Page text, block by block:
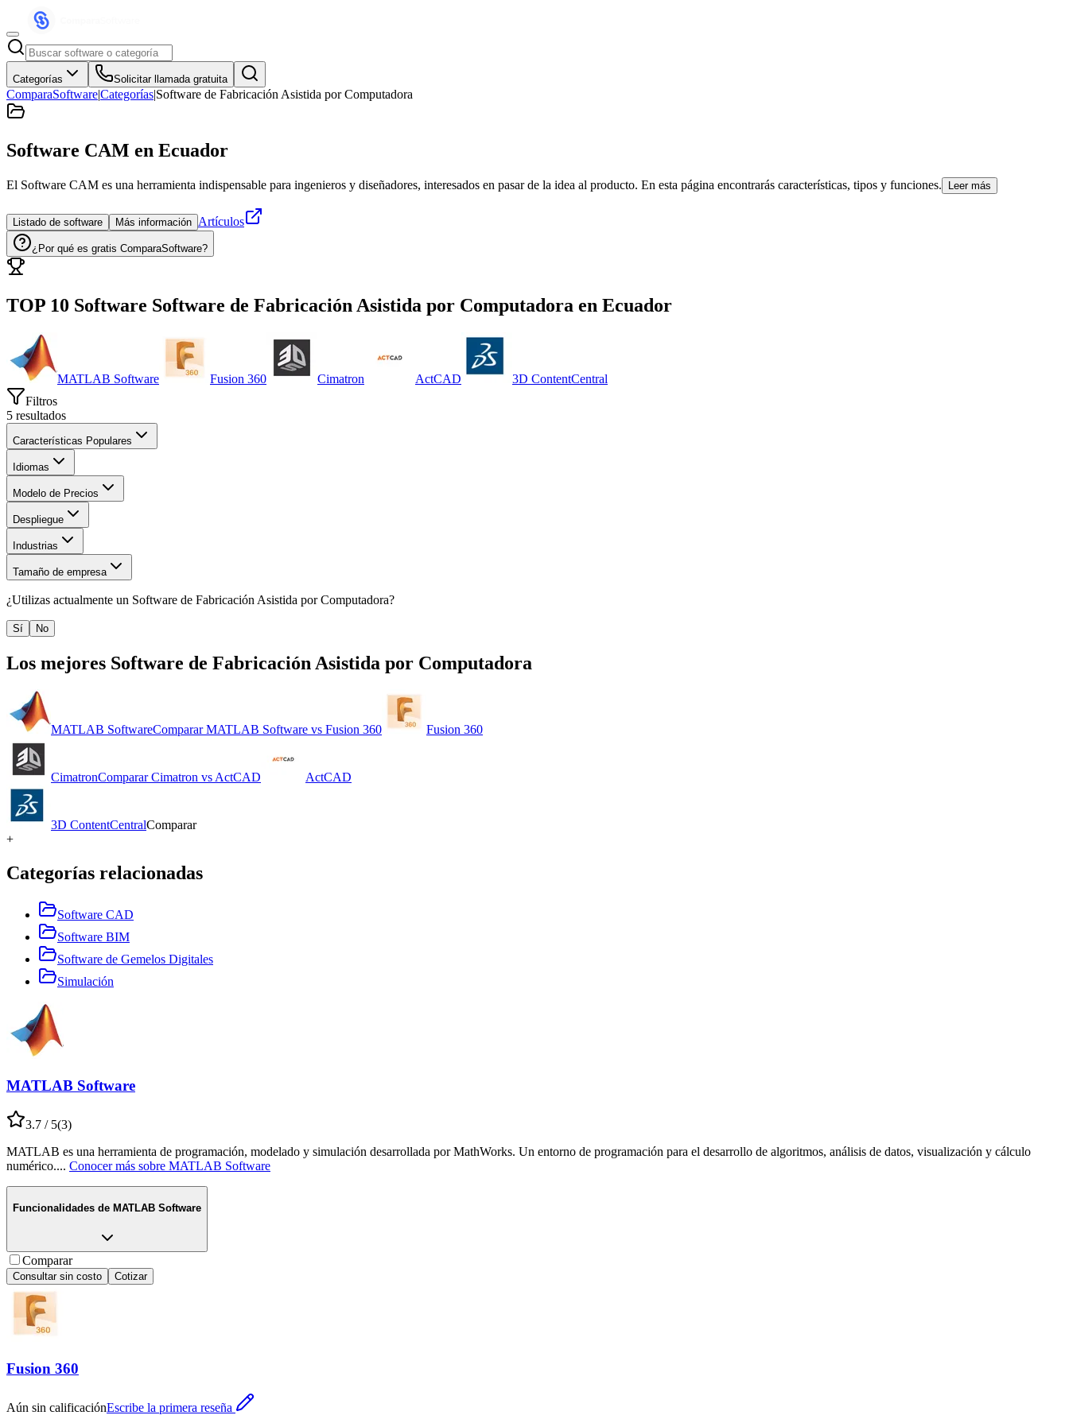
Categorías Solicitar llamada gratuita
ComparaSoftware|Categorías|Software de Fabricación Asistida por Computadora
Software CAM en Ecuador
El Software CAM es una herramienta indispensable para ingenieros y diseñadores, interesados en pasar de la idea al producto. En esta página encontrarás características, tipos y funciones. Leer más
Listado de software Más información Artículos
¿Por qué es gratis ComparaSoftware?
TOP 10 Software Software de Fabricación Asistida por Computadora en Ecuador
MATLAB Software Fusion 360 Cimatron ActCAD
3D ContentCentral
Filtros
5 resultados
Características Populares
Idiomas
Modelo de Precios
Despliegue
Industrias
Tamaño de empresa
¿Utilizas actualmente un Software de Fabricación Asistida por Computadora?
Sí No
Los mejores Software de Fabricación Asistida por Computadora
MATLAB SoftwareComparar MATLAB Software vs Fusion 360 Fusion 360
CimatronComparar Cimatron vsActCAD ActCAD
3D ContentCentralComparar
+
Categorías relacionadas
Software CAD
Software BIM
Software de Gemelos Digitales
Simulación
MATLAB Software
3.7 / 5(3)
MATLAB es una herramienta de programación, modelado y simulación desarrollada por MathWorks. Un entorno de programación para el desarrollo de algoritmos, análisis de datos, visualización y cálculo
numérico.... Conocer más sobre MATLAB Software
Funcionalidades de MATLAB Software
Comparar
Consultar sin costo Cotizar
Fusion 360
Aún sin calificaciónEscribe la primera reseña